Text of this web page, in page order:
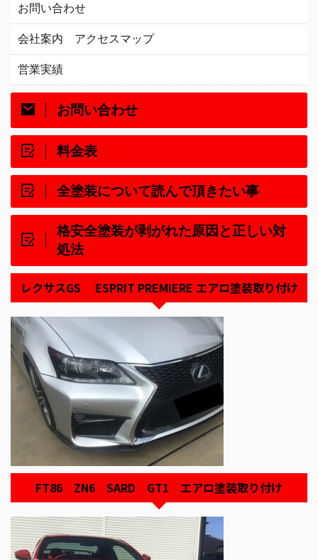
お問い合わせ
会社案内 アクセスマップ
営業実績
お問い合わせ
料金表
全塗装について読んで頂きたい事
格安全塗装が剥がれた原因と正しい対
処法
レクサスGS ESPRIT PREMIERE エアロ塗装取り付け
FT86 ZN6 SARD GT1 エアロ塗装取り付け